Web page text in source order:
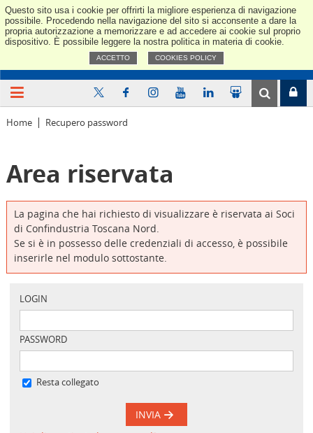
Questo sito usa i cookie per offrirti la migliore esperienza di navigazione
possibile. Procedendo nella navigazione del sito si acconsente a dare la
propria autorizzazione a memorizzare e ad accedere ai cookie sul proprio
dispositivo. È possibile leggere la nostra politica in materia di cookie.
ACCETTO COOKIES POLICY
Home Recupero password
Area riservata
La pagina che hai richiesto di visualizzare è riservata ai Soci
di Confindustria Toscana Nord.
Se si è in possesso delle credenziali di accesso, è possibile
inserirle nel modulo sottostante.
LOGIN
PASSWORD
Resta collegato
INVIA